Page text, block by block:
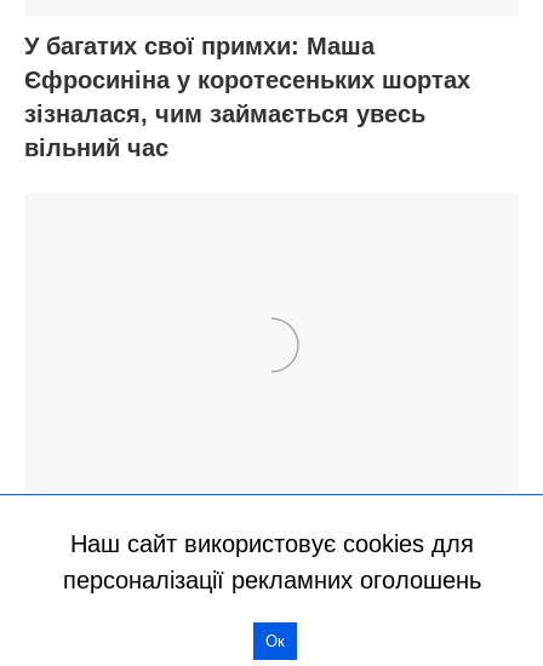
Наш сайт використовує cookies для
персоналізації рекламних оголошень
Ок